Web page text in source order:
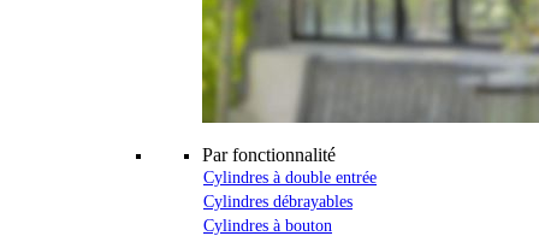
Par fonctionnalité
Cylindres à double entrée
Cylindres débrayables
Cylindres à bouton